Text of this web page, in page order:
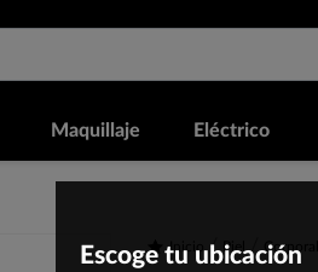
Maquillaje Eléctrico
Inicio Piel Corporal
Escoge tu ubicación